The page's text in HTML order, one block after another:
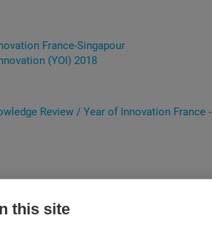
France-Singapour
(YOI) 2018
Review / Year of Innovation France
this site